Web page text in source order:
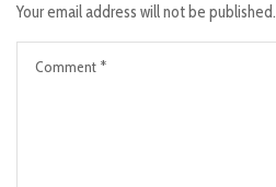
Your email address will not be published.